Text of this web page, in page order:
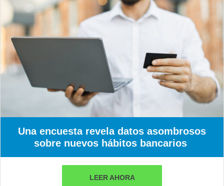
Una encuesta revela datos asombrosos
sobre nuevos hábitos bancarios
LEER AHORA